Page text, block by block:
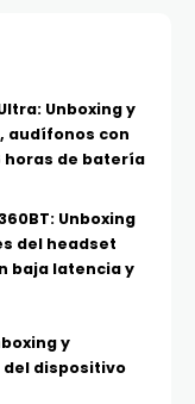
Unboxing y
audífonos con
horas de batería
Unboxing
del headset
baja latencia y
y
dispositivo